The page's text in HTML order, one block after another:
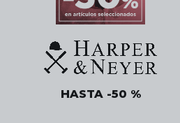
HASTA -50 %